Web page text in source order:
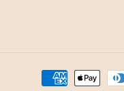
Fizetési